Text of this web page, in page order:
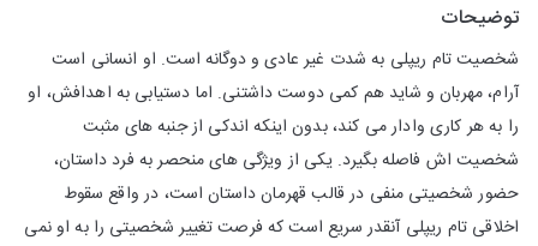
توضیحات
شخصیت تام ریپلی به شدت غیر عادی و دوگانه است. او انسانی است
آرام، مهربان و شاید هم کمی دوست داشتنی. اما دستیابی به اهدافش، او
را به هر کاری وادار می کند، بدون اینکه اندکی از جنبه های مثبت
شخصیت اش فاصله بگیرد. یکی از ویژگی های منحصر به فرد داستان،
حضور شخصیتی منفی در قالب قهرمان داستان است، در واقع سقوط
اخلاقی تام ریپلی آنقدر سریع است که فرصت تغییر شخصیتی را به او نمی